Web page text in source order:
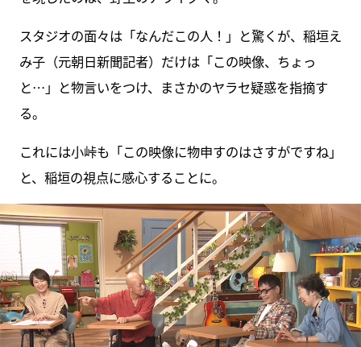
スタジオの面々は「なんだこの人！」と驚くが、稲垣え
み子（元朝日新聞記者）だけは「この映像、ちょっ
と…」と物言いをつけ、まさかのヤラセ疑惑を指摘す
る。
これには小峠も「この映像に物申すのはさすがですね」
と、稲垣の視点に感心することに。